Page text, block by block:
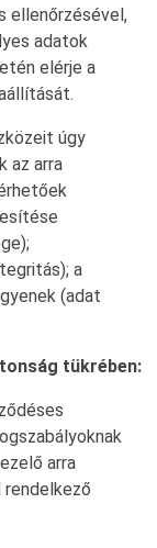
ellenőrzésével,
adatok
elérje a
úgy
az arra
a
(adat
tükrében:
arra